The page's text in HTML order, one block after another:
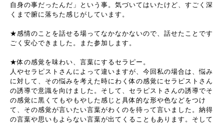
自身の事だったんだ」という事。気づいてはいたけど、すごく深
くまで腑に落ちた感じがしています。
★感情のことを話せる場ってなかなかないので、話せたことです
ごく安心できました。また参加します。
★体の感覚を味わい、言葉にするセラピー。
人やセラピストさんによって違いますが、今回私の場合は、悩み
に対して、その悩みを考えた時にわく体の感覚にセラピストさん
の誘導で意識を向けました。そして、セラピストさんの誘導でそ
の感覚に黒くてもやもやした感じと具体的な形や色などをつけ
て、その感覚が言いたい言葉がわくのを待って言いました。納得
の言葉や思いもよらない言葉が出てくることもあります。そして